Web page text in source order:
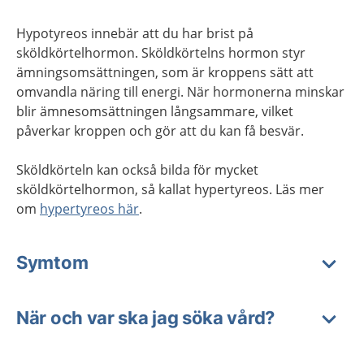
Hypotyreos innebär att du har brist på
sköldkörtelhormon. Sköldkörtelns hormon styr
ämningsomsättningen, som är kroppens sätt att
omvandla näring till energi. När hormonerna minskar
blir ämnesomsättningen långsammare, vilket
påverkar kroppen och gör att du kan få besvär.
Sköldkörteln kan också bilda för mycket
sköldkörtelhormon, så kallat hypertyreos. Läs mer
om hypertyreos här.
Symtom
När och var ska jag söka vård?